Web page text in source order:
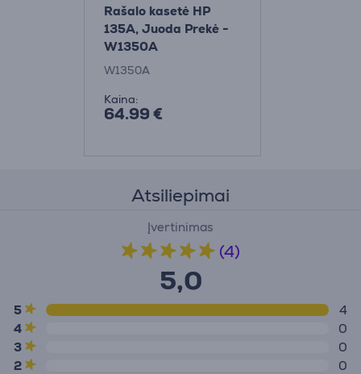
Rašalo kasetė HP
135A, Juoda Prekė -
W1350A
W1350A
Kaina:
64.99 €
Atsiliepimai
Įvertinimas
(4)
5,0
5
4
4
0
3
0
2
0